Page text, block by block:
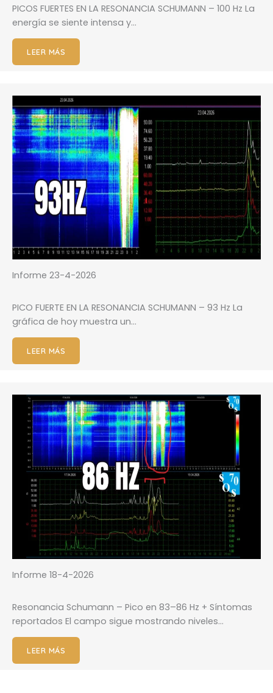
PICOS FUERTES EN LA RESONANCIA SCHUMANN – 100 Hz La
energía se siente intensa y…
LEER MÁS
Informe 23-4-2026
PICO FUERTE EN LA RESONANCIA SCHUMANN – 93 Hz La
gráfica de hoy muestra un…
LEER MÁS
Informe 18-4-2026
Resonancia Schumann – Pico en 83–86 Hz + Síntomas
reportados El campo sigue mostrando niveles…
LEER MÁS